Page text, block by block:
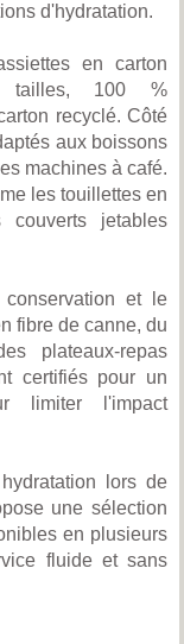
d'hydratation.
en carton
tailles, 100 %
recyclé. Côté
aux boissons
machines à café.
les touillettes en
couverts jetables
et le
fibre de canne, du
plateaux-repas
certifiés pour un
limiter l'impact
lors de
une sélection
en plusieurs
fluide et sans